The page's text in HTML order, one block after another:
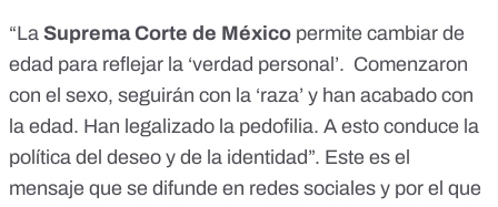
“La Suprema Corte de México permite cambiar de
edad para reflejar la ‘verdad personal’. Comenzaron
con el sexo, seguirán con la ‘raza’ y han acabado con
la edad. Han legalizado la pedofilia. A esto conduce la
política del deseo y de la identidad”. Este es el
mensaje que se difunde en redes sociales y por el que